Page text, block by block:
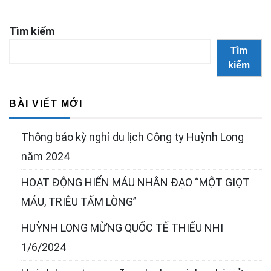
Tìm kiếm
Tìm
kiếm
BÀI VIẾT MỚI
Thông báo kỳ nghỉ du lịch Công ty Huỳnh Long
năm 2024
HOẠT ĐỘNG HIẾN MÁU NHÂN ĐẠO “MỘT GIỌT
MÁU, TRIỆU TẤM LÒNG”
HUỲNH LONG MỪNG QUỐC TẾ THIẾU NHI
1/6/2024